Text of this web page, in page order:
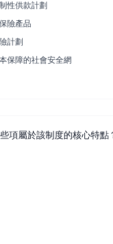
性供款計劃
險產品
計劃
保障的社會安全網
項屬於該制度的核心特